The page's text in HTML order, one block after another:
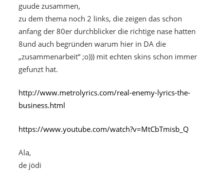
guude zusammen,
zu dem thema noch 2 links, die zeigen das schon
anfang der 80er durchblicker die richtige nase hatten
8und auch begründen warum hier in DA die
„zusammenarbeit“ ;o))) mit echten skins schon immer
gefunzt hat.
http://www.metrolyrics.com/real-enemy-lyrics-the-
business.html
https://www.youtube.com/watch?v=MtCbTmisb_Q
Ala,
de jödi